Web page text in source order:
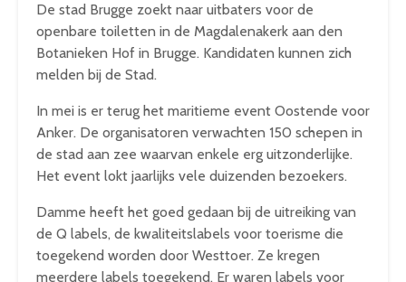
De stad Brugge zoekt naar uitbaters voor de
openbare toiletten in de Magdalenakerk aan den
Botanieken Hof in Brugge. Kandidaten kunnen zich
melden bij de Stad.
In mei is er terug het maritieme event Oostende voor
Anker. De organisatoren verwachten 150 schepen in
de stad aan zee waarvan enkele erg uitzonderlijke.
Het event lokt jaarlijks vele duizenden bezoekers.
Damme heeft het goed gedaan bij de uitreiking van
de Q labels, de kwaliteitslabels voor toerisme die
toegekend worden door Westtoer. Ze kregen
meerdere labels toegekend. Er waren labels voor